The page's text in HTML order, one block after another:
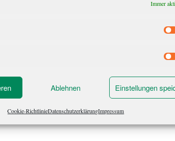
Immer
Ablehnen Einstellungen
Cookie-RichtlinieDatenschutzerklärungImpressum